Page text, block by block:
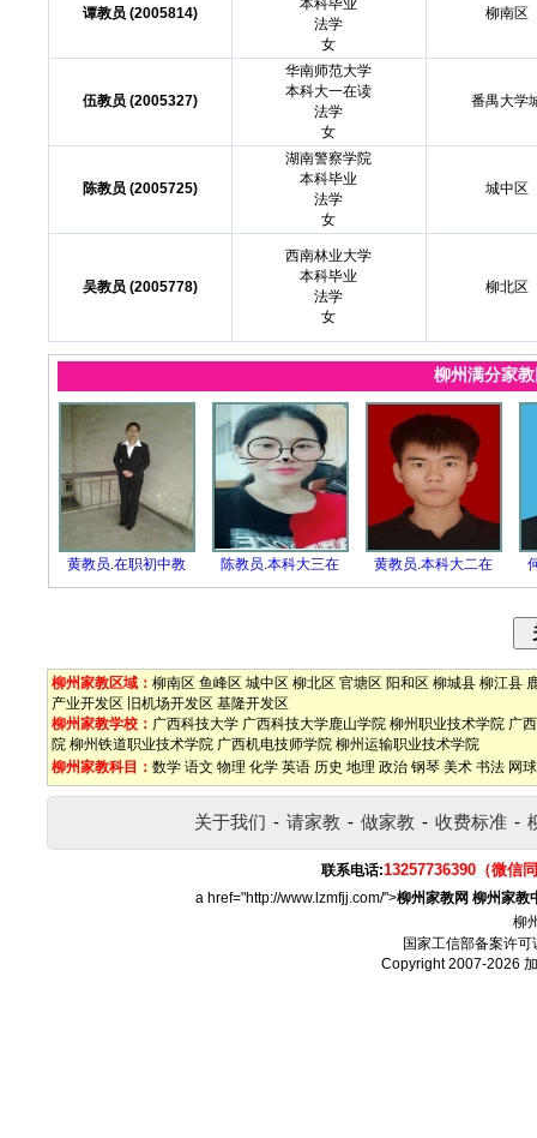
谭教员 (2005814)
本科毕业
法学
女
柳南区
伍教员 (2005327)
华南师范大学
本科大一在读
法学
女
番禺大学
陈教员 (2005725)
湖南警察学院
本科毕业
法学
女
城中区
吴教员 (2005778)
西南林业大学
本科毕业
法学
女
柳北区
柳州满分家
黄教员.在职初中教 陈教员.本科大三在 黄教员.本科大二在
柳州家教区域： 柳南区 鱼峰区 城中区 柳北区 官塘区 阳和区 柳城县 柳江县
产业开发区
旧机场开发区 基隆开发区
柳州家教学校： 广西科技大学 广西科技大学鹿山学院 柳州职业技术学院 广
院 柳州铁道职业技术学院 广西机电技师学院 柳州运输职业技术学院
柳州家教科目： 数学 语文 物理 化学 英语 历史 地理 政治 钢琴 美术 书法 网球
关于我们 - 请家教 - 做家教 - 收费标准 -
联系电话:13257736390（微信
a href="http://www.lzmfjj.com/">柳州家教网 柳州家教
柳
国家工信部备案许可
Copyright 2007-2026